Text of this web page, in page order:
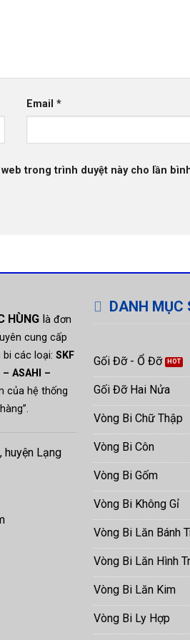
Email*
trong trình duyệt này cho lần
HÙNG là đơn
cung cấp
bi các loại: SKF
ASAHI –
của hệ thống
huyện Lạng
DANH MỤC
Gối Đỡ - Ổ Đỡ
Gối Đỡ Hai Nửa
Vòng Bi Chữ Thập
Vòng Bi Côn
Vòng Bi Gốm
Vòng Bi Không Gỉ
Vòng Bi Lăn Bánh
Vòng Bi Lăn Hình
Vòng Bi Lăn Kim
Vòng Bi Ly Hợp